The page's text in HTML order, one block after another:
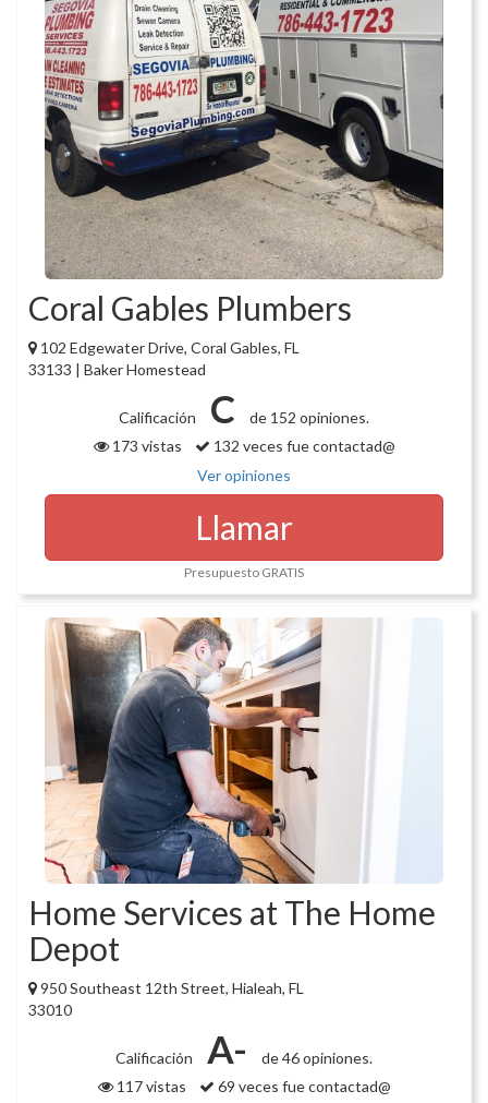
Coral Gables Plumbers
102 Edgewater Drive, Coral Gables, FL
33133 | Baker Homestead
Calificación C
de 152 opiniones.
173 vistas
132 veces fue contactad@
Ver opiniones
Llamar
Presupuesto GRATIS
Home Services at The Home
Depot
950 Southeast 12th Street, Hialeah, FL
33010
Calificación A-
de 46 opiniones.
117 vistas
69 veces fue contactad@